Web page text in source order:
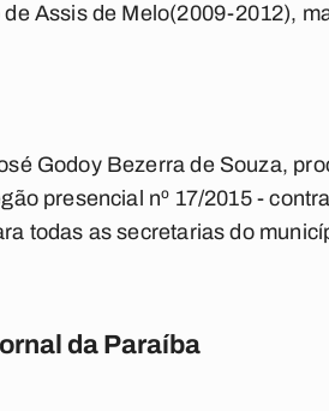
Assis de Melo(2009-2012),
Godoy Bezerra de Souza,
presencial nº 17/2015 -
todas as secretarias do
da Paraíba